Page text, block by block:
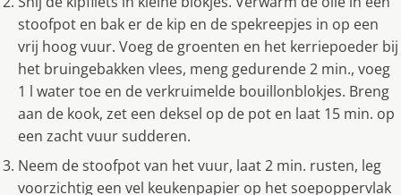
stoofpot en bak er de kip en de spekreepjes in op een
vrij hoog vuur. Voeg de groenten en het kerriepoeder bij
het bruingebakken vlees, meng gedurende 2 min., voeg
1 l water toe en de verkruimelde bouillonblokjes. Breng
aan de kook, zet een deksel op de pot en laat 15 min. op
een zacht vuur sudderen.
Neem de stoofpot van het vuur, laat 2 min. rusten, leg
voorzichtig een vel keukenpapier op het soepoppervlak